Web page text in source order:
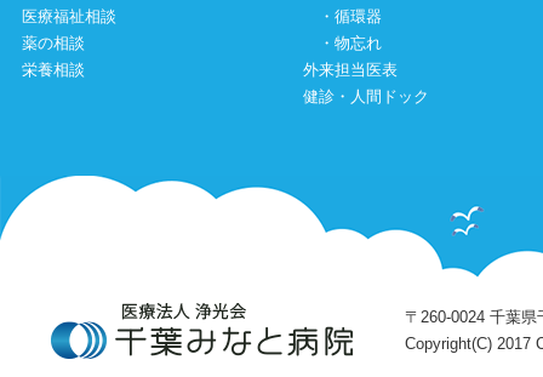
医療福祉相談
薬の相談
栄養相談
・ 循環器
・ 物忘れ
外来担当医表
健診・人間ドック
〒260-0024 千葉
Copyright(C) 2017